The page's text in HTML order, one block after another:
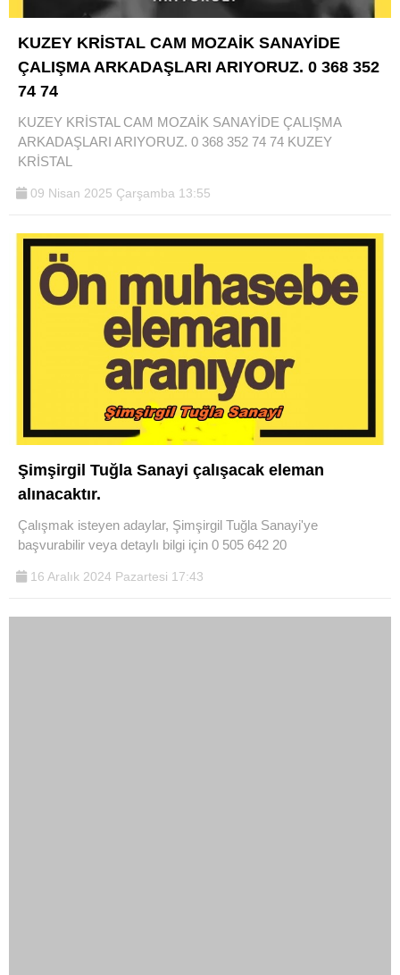
KUZEY KRİSTAL CAM MOZAİK SANAYİDE
ÇALIŞMA ARKADAŞLARI ARIYORUZ. 0 368 352
74 74
KUZEY KRİSTAL CAM MOZAİK SANAYİDE ÇALIŞMA
ARKADAŞLARI ARIYORUZ. 0 368 352 74 74 KUZEY
KRİSTAL
09 Nisan 2025 Çarşamba 13:55
Şimşirgil Tuğla Sanayi çalışacak eleman
alınacaktır.
Çalışmak isteyen adaylar, Şimşirgil Tuğla Sanayi'ye
başvurabilir veya detaylı bilgi için 0 505 642 20
16 Aralık 2024 Pazartesi 17:43